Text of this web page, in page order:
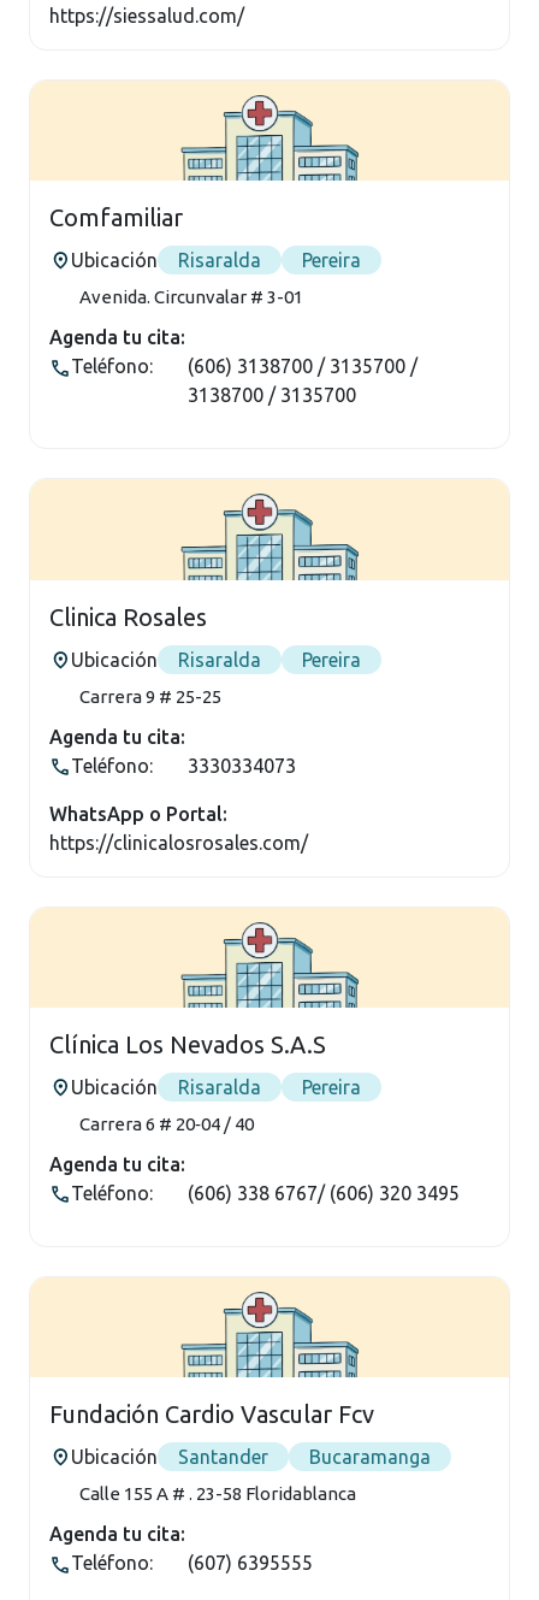
https://siessalud.com/
Comfamiliar
Ubicación Risaralda Pereira
Avenida. Circunvalar # 3-01
Agenda tu cita:
Teléfono:
(606) 3138700 / 3135700 /
3138700 / 3135700
Clinica Rosales
Ubicación Risaralda Pereira
Carrera 9 # 25-25
Agenda tu cita:
Teléfono:
3330334073
WhatsApp o Portal:
https://clinicalosrosales.com/
Clínica Los Nevados S.A.S
Ubicación Risaralda Pereira
Carrera 6 # 20‑04 / 40
Agenda tu cita:
Teléfono:
(606) 338 6767/ (606) 320 3495
Fundación Cardio Vascular Fcv
Ubicación Santander Bucaramanga
Calle 155 A # . 23-58 Floridablanca
Agenda tu cita:
Teléfono:
(607) 6395555